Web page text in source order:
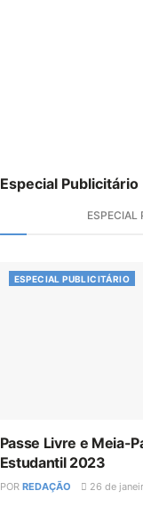
Especial Publicitário
ESPECIAL
ESPECIAL PUBLICITÁRIO
Passe Livre e Meia-
Estudantil 2023
POR REDAÇÃO 26 de